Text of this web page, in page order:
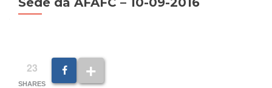
23
SHARES